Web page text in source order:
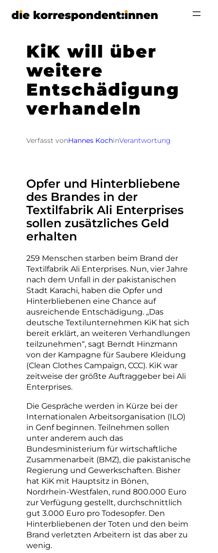
Zum
KiK will über
weitere
Entschädigung
verhandeln
Verfasst vonHannes KochinVerantwortung
Opfer und Hinterbliebene
des Brandes in der
Textilfabrik Ali Enterprises
sollen zusätzliches Geld
erhalten
259 Menschen starben beim Brand der
Textilfabrik Ali Enterprises. Nun, vier Jahre
nach dem Unfall in der pakistanischen
Stadt Karachi, haben die Opfer und
Hinterbliebenen eine Chance auf
ausreichende Entschädigung. „Das
deutsche Textilunternehmen KiK hat sich
bereit erklärt, an weiteren Verhandlungen
teilzunehmen“, sagt Berndt Hinzmann
von der Kampagne für Saubere Kleidung
(Clean Clothes Campaign, CCC). KiK war
zeitweise der größte Auftraggeber bei Ali
Enterprises.
Die Gespräche werden in Kürze bei der
Internationalen Arbeitsorganisation (ILO)
in Genf beginnen. Teilnehmen sollen
unter anderem auch das
Bundesministerium für wirtschaftliche
Zusammenarbeit (BMZ), die pakistanische
Regierung und Gewerkschaften. Bisher
hat KiK mit Hauptsitz in Bönen,
Nordrhein-Westfalen, rund 800.000 Euro
zur Verfügung gestellt, durchschnittlich
gut 3.000 Euro pro Todesopfer. Den
Hinterbliebenen der Toten und den beim
Brand verletzten Arbeitern ist das aber zu
wenig.